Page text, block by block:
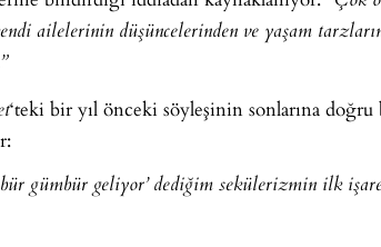
ailelerinin düşüncelerinden ve yaşam
‘teki bir yıl önceki söyleşinin sonlarına
gümbür geliyor’ dediğim sekülerizmin ilk